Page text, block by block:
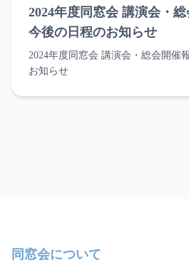
2024年度同窓会 講演会・
今後の日程のお知らせ
2024年度同窓会 講演会・総会開催
お知らせ
同窓会について